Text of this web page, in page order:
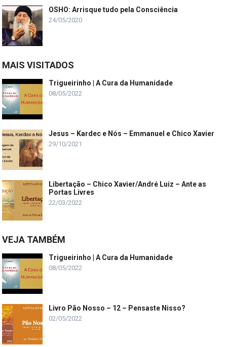
OSHO: Arrisque tudo pela Consciência
24/05/2020
MAIS VISITADOS
Trigueirinho | A Cura da Humanidade
08/05/2022
Jesus – Kardec e Nós – Emmanuel e Chico Xavier
29/10/2021
Libertação – Chico Xavier/André Luiz – Ante as
Portas Livres
22/03/2022
VEJA TAMBÉM
Trigueirinho | A Cura da Humanidade
08/05/2022
Livro Pão Nosso – 12 – Pensaste Nisso?
02/05/2022